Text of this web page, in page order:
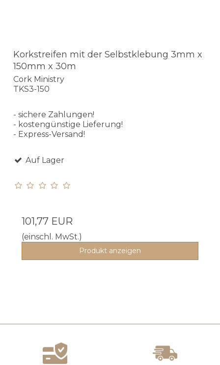
Korkstreifen mit der Selbstklebung 3mm x
150mm x 30m
Cork Ministry
TKS3-150
- sichere Zahlungen!
- kostengünstige Lieferung!
- Express-Versand!
Auf Lager
101,77 EUR
(einschl. MwSt.)
Produkt anzeigen